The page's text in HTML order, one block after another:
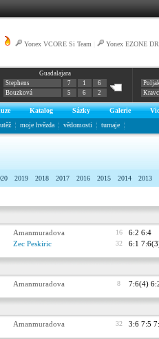
Yonex VCORE Si Team Yonex EZONE
Guadalajara
Stephens
7 1
6
Bouzková
5 6 2
Katalog Sázky Galerie
moje hvězda vědomosti turnaje
2019 2018 2017 2016 2015 2014 2013
Amanmuradova 16 6:2 6:4
Zec Peskiric 32 6:1
Amanmuradova 8 7:6(4)
Amanmuradova 32 3:6 7:5